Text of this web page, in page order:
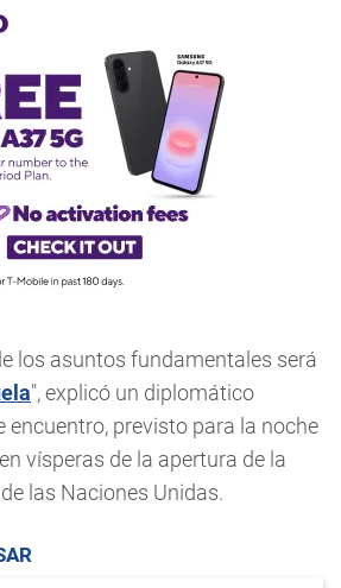
los asuntos fundamentales será
", explicó un diplomático
encuentro, previsto para la noche
vísperas de la apertura de la
las Naciones Unidas.